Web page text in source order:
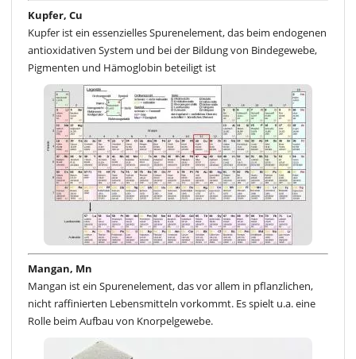
Kupfer, Cu
Kupfer ist ein essenzielles Spurenelement, das beim endogenen
antioxidativen System und bei der Bildung von Bindegewebe,
Pigmenten und Hämoglobin beteiligt ist
Mangan, Mn
Mangan ist ein Spurenelement, das vor allem in pflanzlichen,
nicht raffinierten Lebensmitteln vorkommt. Es spielt u.a. eine
Rolle beim Aufbau von Knorpelgewebe.